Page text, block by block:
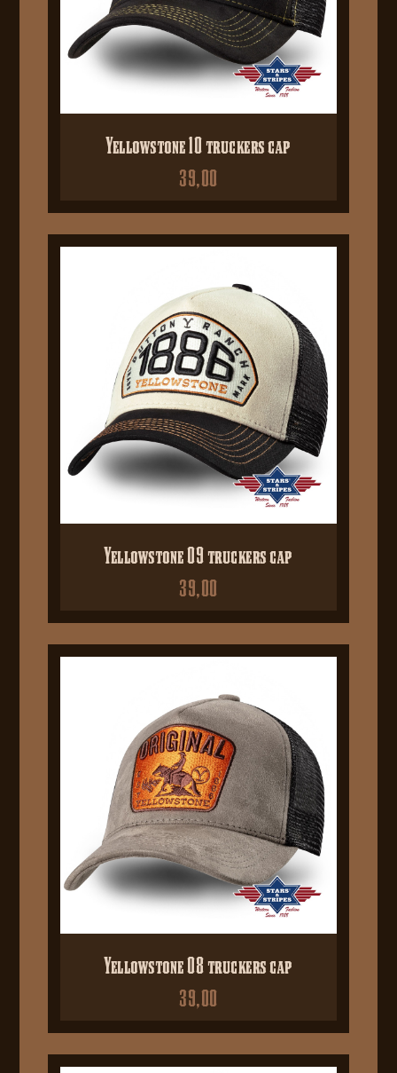
Yellowstone 10 truckers cap
39,00
Yellowstone 09 truckers cap
39,00
Yellowstone 08 truckers cap
39,00